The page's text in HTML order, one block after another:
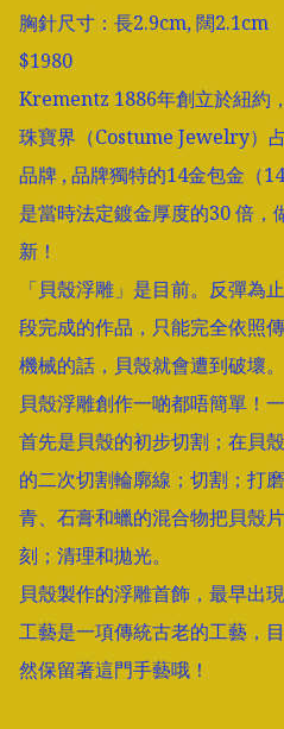
胸針尺寸：長2.9cm, 闊2.1cm
$1980
Krementz 1886年創立於紐約
珠寶界（Costume Jewelry）
品牌 , 品牌獨特的14金包金（
是當時法定鍍金厚度的30 倍，
新！
「貝殼浮雕」是目前。反彈為
段完成的作品，只能完全依照
機械的話，貝殼就會遭到破壞。
貝殼浮雕創作一啲都唔簡單！
首先是貝殼的初步切割；在貝
的二次切割輪廓線；切割；打
青、石膏和蠟的混合物把貝殼
刻；清理和拋光。
貝殼製作的浮雕首飾，最早出
工藝是一項傳統古老的工藝，
然保留著這門手藝哦！